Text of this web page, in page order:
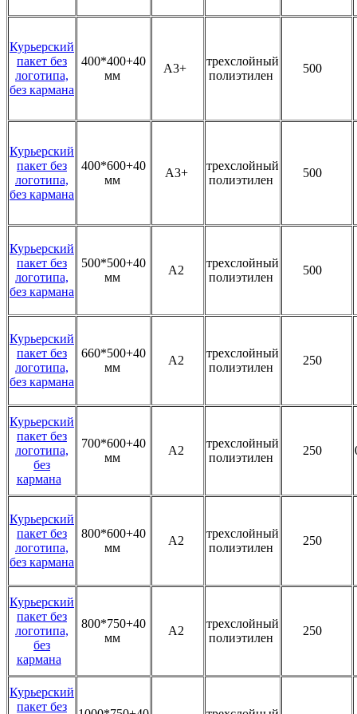
Курьерский
пакет без
логотипа,
без кармана
400*400+40
мм
А3+
трехслойный
полиэтилен
500
Курьерский
пакет без
логотипа,
без кармана
400*600+40
мм
А3+
трехслойный
полиэтилен
500
Курьерский
пакет без
логотипа,
без кармана
500*500+40
мм
А2
трехслойный
полиэтилен
500
Курьерский
пакет без
логотипа,
без кармана
660*500+40
мм
А2
трехслойный
полиэтилен
250
Курьерский
пакет без
логотипа,
без
кармана
700*600+40
мм
А2
трехслойный
полиэтилен
250
Курьерский
пакет без
логотипа,
без кармана
800*600+40
мм
А2
трехслойный
полиэтилен
250
Курьерский
пакет без
логотипа,
без
кармана
800*750+40
мм
А2
трехслойный
полиэтилен
250
Курьерский
пакет без